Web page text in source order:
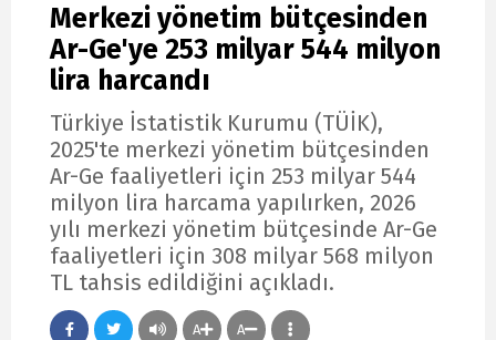
Merkezi yönetim bütçesinden
Ar-Ge'ye 253 milyar 544 milyon
lira harcandı
Türkiye İstatistik Kurumu (TÜİK),
2025'te merkezi yönetim bütçesinden
Ar-Ge faaliyetleri için 253 milyar 544
milyon lira harcama yapılırken, 2026
yılı merkezi yönetim bütçesinde Ar-Ge
faaliyetleri için 308 milyar 568 milyon
TL tahsis edildiğini açıkladı.
A A